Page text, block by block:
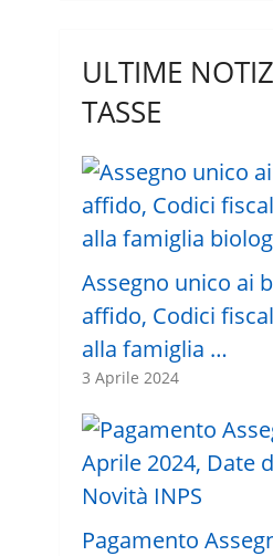
ULTIME
TASSE
Assegno unico ai
affido, Codici
alla famiglia …
3 Aprile 2024
Pagamento